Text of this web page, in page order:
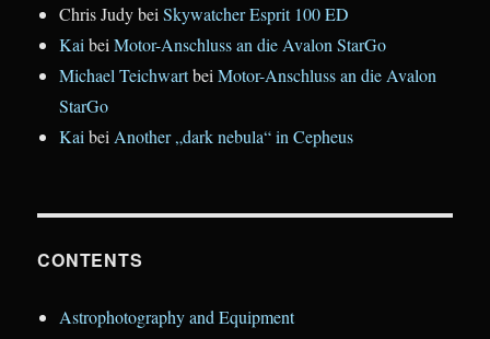
Chris JudybeiSkywatcher Esprit 100 ED
Kai beiMotor-Anschluss an die Avalon StarGo
Michael TeichwartbeiMotor-Anschluss an die Avalon
StarGo
Kai bei Another „dark nebula“ in Cepheus
CONTENTS
Astrophotography and Equipment